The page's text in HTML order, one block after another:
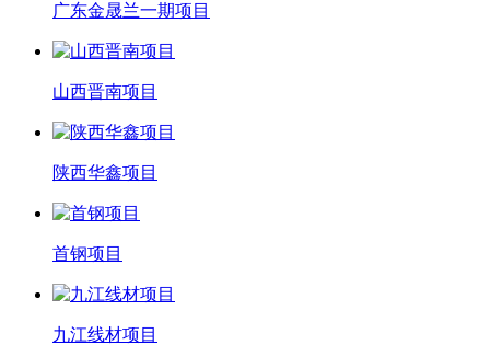
广东金晟兰一期项目
山西晋南项目
陕西华鑫项目
首钢项目
九江线材项目